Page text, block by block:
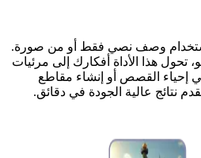
وصف نصي فقط أو من صورة.
تحول هذا الأداة أفكارك إلى مرئيات
إحياء القصص أو إنشاء مقاطع
نتائج عالية الجودة في دقائق.